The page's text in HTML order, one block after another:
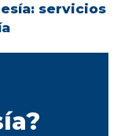
servicios